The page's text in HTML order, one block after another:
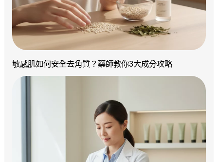
敏感肌如何安全去角質？藥師教你3大成分攻略